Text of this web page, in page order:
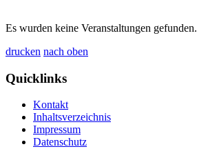
Es wurden keine Veranstaltungen gefunden.
drucken nach oben
Quicklinks
Kontakt
Inhaltsverzeichnis
Impressum
Datenschutz